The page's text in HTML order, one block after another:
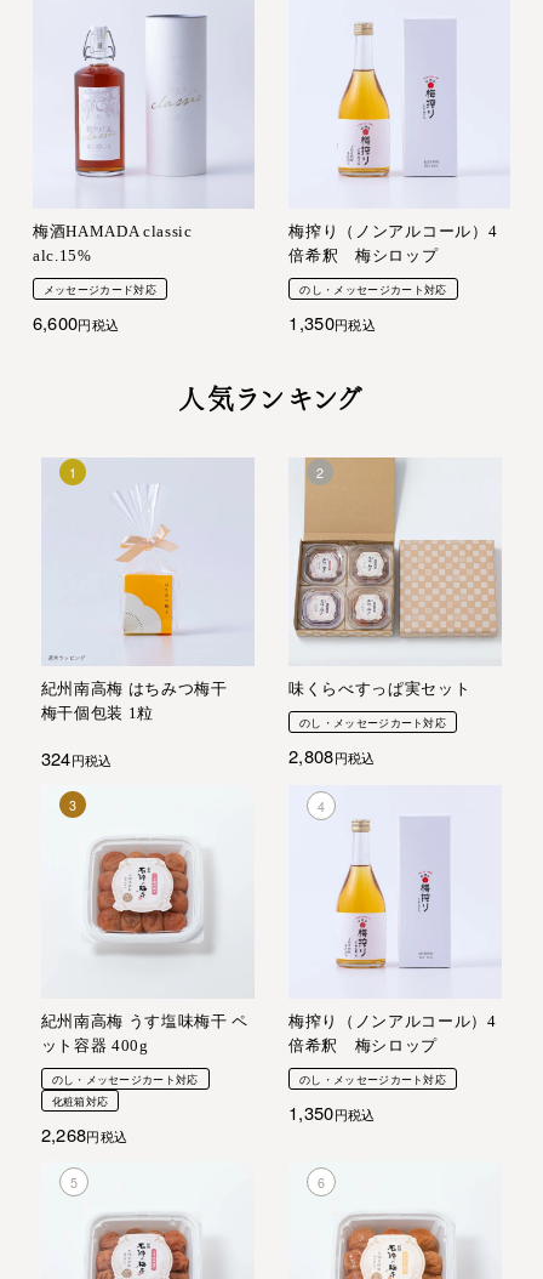
梅酒HAMADA classic
alc.15%
メッセージカード対応
6,600 税込
梅搾り（ノンアルコール）4
倍希釈 梅シロップ
のし・メッセージカート対応
1,350 税込
人気ランキング
紀州南高梅 はちみつ梅干
梅干個包装 1粒
324 税込
味くらべすっぱ実セット
のし・メッセージカート対応
2,808 税込
紀州南高梅 うす塩味梅干 ペ
ット容器 400g
のし・メッセージカート対応
化粧箱対応
2,268 税込
梅搾り（ノンアルコール）4
倍希釈 梅シロップ
のし・メッセージカート対応
1,350 税込